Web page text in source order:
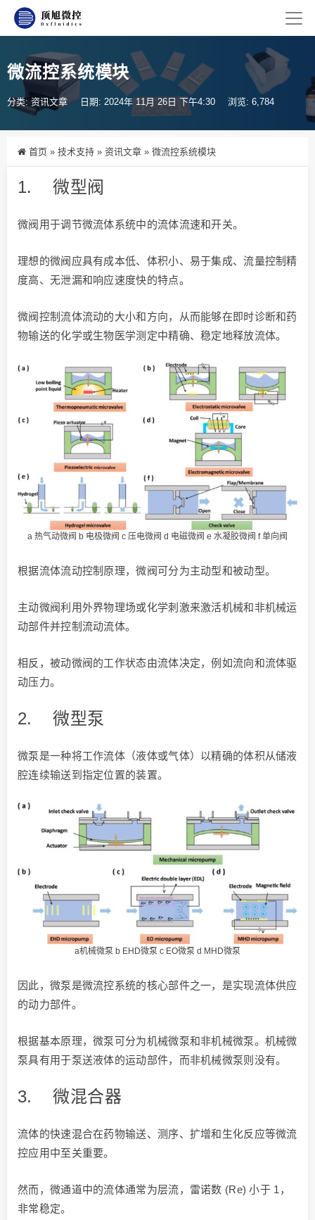
微流控系统模块
分类: 资讯文章 日期: 2024年 11月 26日 下午4:30 浏览: 6,784
首页 » 技术支持 » 资讯文章 » 微流控系统模块
1.微型阀
微阀用于调节微流体系统中的流体流速和开关。
理想的微阀应具有成本低、体积小、易于集成、流量控制精
度高、无泄漏和响应速度快的特点。
微阀控制流体流动的大小和方向，从而能够在即时诊断和药
物输送的化学或生物医学测定中精确、稳定地释放流体。
a 热气动微阀 b 电极微阀 c 压电微阀 d 电磁微阀 e 水凝胶微阀 f 单向阀
根据流体流动控制原理，微阀可分为主动型和被动型。
主动微阀利用外界物理场或化学刺激来激活机械和非机械运
动部件并控制流动流体。
相反，被动微阀的工作状态由流体决定，例如流向和流体驱
动压力。
2.微型泵
微泵是一种将工作流体（液体或气体）以精确的体积从储液
腔连续输送到指定位置的装置。
a机械微泵 b EHD微泵 c EO微泵 d MHD微泵
因此，微泵是微流控系统的核心部件之一，是实现流体供应
的动力部件。
根据基本原理，微泵可分为机械微泵和非机械微泵。机械微
泵具有用于泵送液体的运动部件，而非机械微泵则没有。
3.微混合器
流体的快速混合在药物输送、测序、扩增和生化反应等微流
控应用中至关重要。
然而，微通道中的流体通常为层流，雷诺数 (Re) 小于 1，
非常稳定。